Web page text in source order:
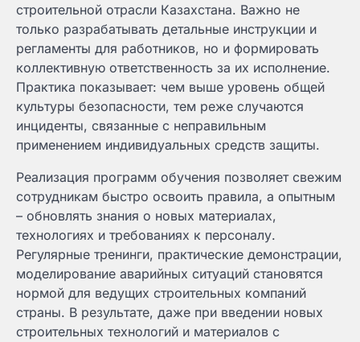
строительной отрасли Казахстана. Важно не
только разрабатывать детальные инструкции и
регламенты для работников, но и формировать
коллективную ответственность за их исполнение.
Практика показывает: чем выше уровень общей
культуры безопасности, тем реже случаются
инциденты, связанные с неправильным
применением индивидуальных средств защиты.
Реализация программ обучения позволяет свежим
сотрудникам быстро освоить правила, а опытным
– обновлять знания о новых материалах,
технологиях и требованиях к персоналу.
Регулярные тренинги, практические демонстрации,
моделирование аварийных ситуаций становятся
нормой для ведущих строительных компаний
страны. В результате, даже при введении новых
строительных технологий и материалов с